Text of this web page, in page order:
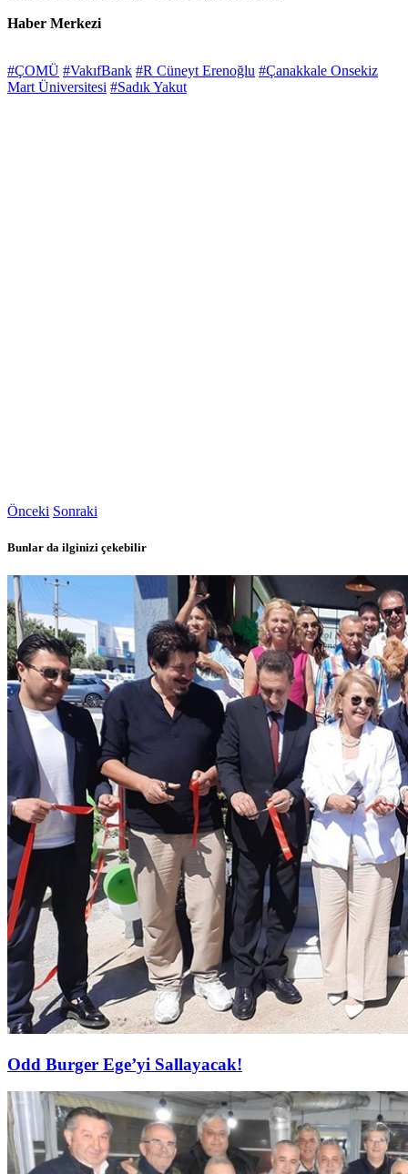
Haber Merkezi
#ÇOMÜ #VakıfBank #R Cüneyt Erenoğlu #Çanakkale Onsekiz
Mart Üniversitesi #Sadık Yakut
Önceki Sonraki
Bunlar da ilginizi çekebilir
Odd Burger Ege’yi Sallayacak!